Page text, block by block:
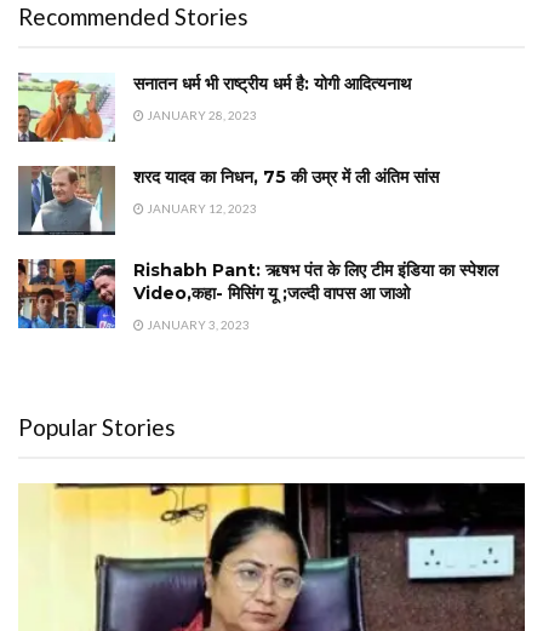
Recommended Stories
सनातन धर्म भी राष्ट्रीय धर्म है: योगी आदित्यनाथ
JANUARY 28, 2023
शरद यादव का निधन, 75 की उम्र में ली अंतिम सांस
JANUARY 12, 2023
Rishabh Pant: ऋषभ पंत के लिए टीम इंडिया का स्पेशल
Video,कहा- मिसिंग यू ;जल्दी वापस आ जाओ
JANUARY 3, 2023
Popular Stories